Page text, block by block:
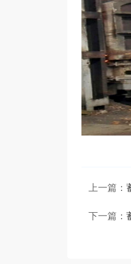
上一篇：
下一篇：